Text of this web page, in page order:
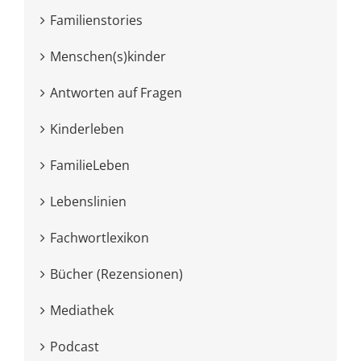
Familienstories
Menschen(s)kinder
Antworten auf Fragen
Kinderleben
FamilieLeben
Lebenslinien
Fachwortlexikon
Bücher (Rezensionen)
Mediathek
Podcast